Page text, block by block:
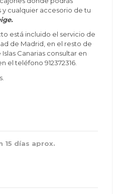
cualquier accesorio de tu
está incluido el servicio de
de Madrid, en el resto de
Canarias consultar en
el teléfono 912372316.
15 días aprox.